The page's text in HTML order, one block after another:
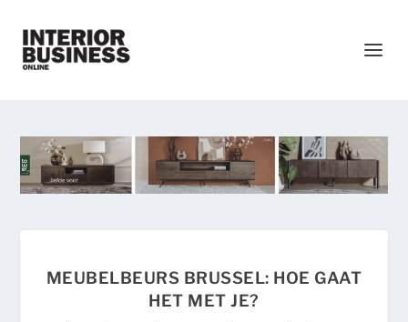
MEUBELBEURS BRUSSEL: HOE GAAT
HET MET JE?